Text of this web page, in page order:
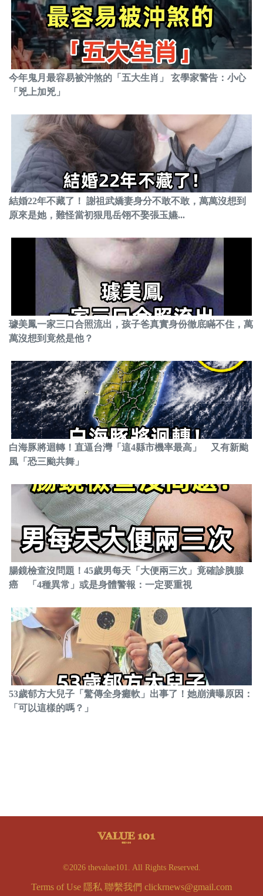
今年鬼月最容易被沖煞的「五大生肖」 玄學家警告：小心
「兇上加兇」
結婚22年不藏了！ 謝祖武嬌妻身分不敢不敢，萬萬沒想到
原來是她，難怪當初狠甩岳翎不娶張玉嬿...
璩美鳳一家三口合照流出，孩子爸真實身份徹底瞞不住，萬
萬沒想到竟然是他？
白海豚將迴轉！直逼台灣「這4縣市機率最高」 又有新颱
風「恐三颱共舞」
腸鏡檢查沒問題！45歲男每天「大便兩三次」竟確診胰腺
癌 「4種異常」或是身體警報：一定要重視
53歲郁方大兒子「驚傳全身癱軟」出事了！她崩潰曝原因：
「可以這樣的嗎？」
©2026 thevalue101. All Rights Reserved.
Terms of Use 隱私 聯繫我們 clickrnews@gmail.com